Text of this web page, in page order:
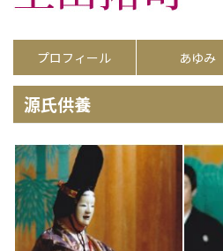
プロフィール あゆみ
源氏供養